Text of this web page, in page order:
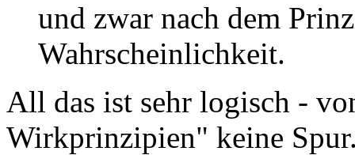
und zwar nach dem
Wahrscheinlichkeit.
All das ist sehr logisch -
Wirkprinzipien" keine